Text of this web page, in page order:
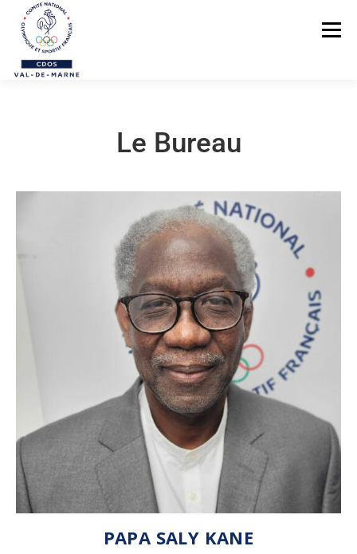
Menu
STRUCTUREZ-VOUS !
PARASPORTS
AIDE PÉDAGOGIQUE
LE RÉSEAU SPORTIF 94
Le Bureau
PAPA SALY KANE